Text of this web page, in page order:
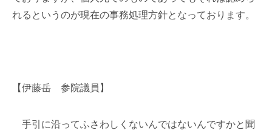
れるというのが現在の事務処理方針となっております。
【伊藤岳 参院議員】
手引に沿ってふさわしくないんではないんですかと聞